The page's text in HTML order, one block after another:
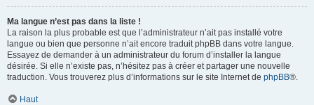
Ma langue n’est pas dans la liste !
La raison la plus probable est que l’administrateur n’ait pas installé votre
langue ou bien que personne n’ait encore traduit phpBB dans votre langue.
Essayez de demander à un administrateur du forum d’installer la langue
désirée. Si elle n’existe pas, n’hésitez pas à créer et partager une nouvelle
traduction. Vous trouverez plus d’informations sur le site Internet de phpBB®.
Haut